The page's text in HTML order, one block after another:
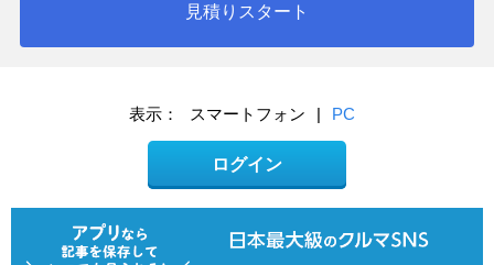
見積りスタート
表示： スマートフォン | PC
ログイン